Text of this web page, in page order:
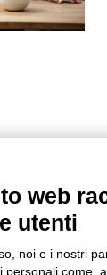
web
utenti
noi e i nostri
personali come,